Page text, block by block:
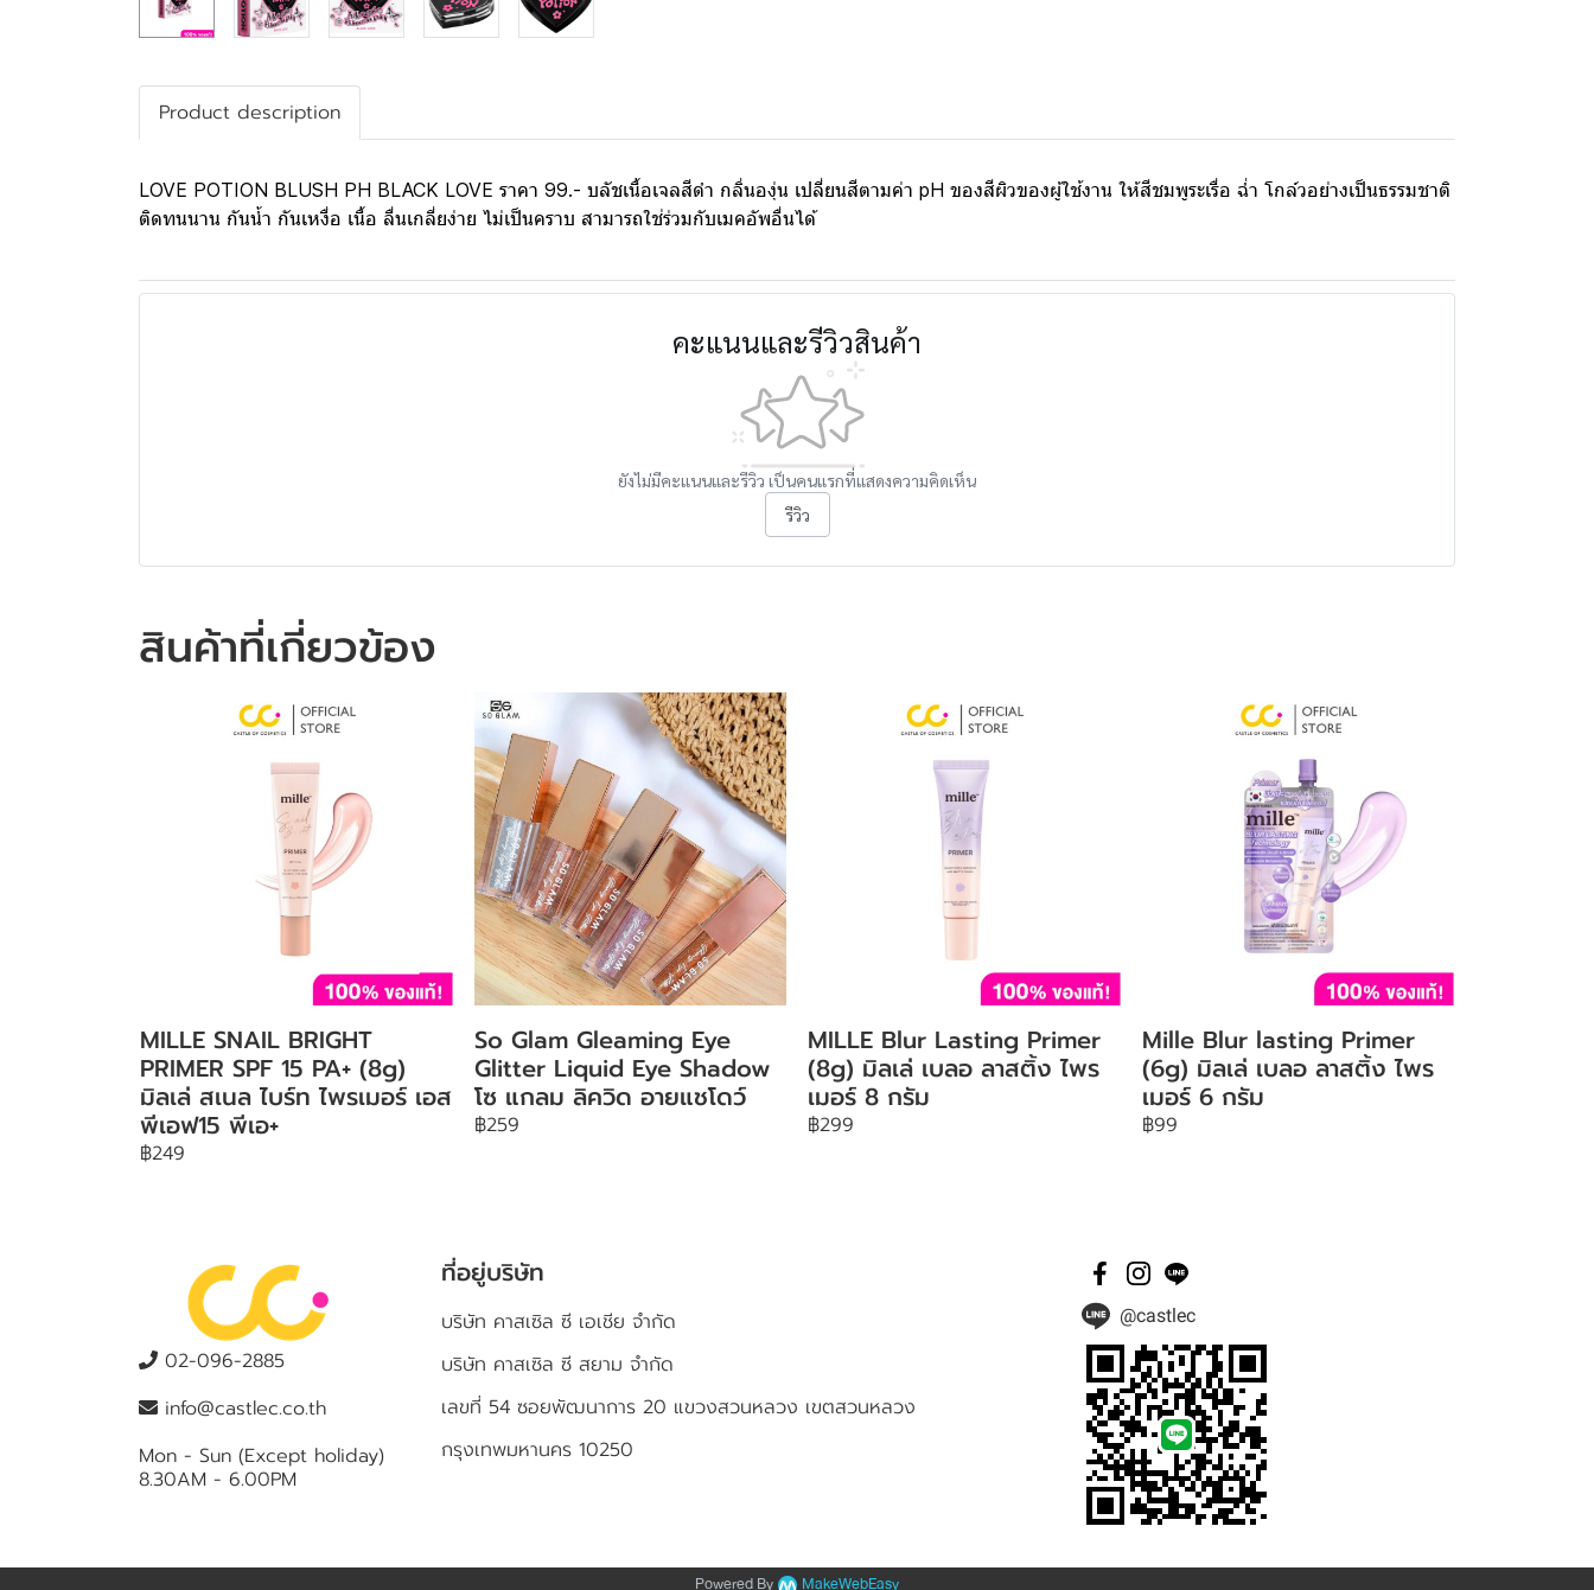
Product description
LOVE POTION BLUSH PH BLACK LOVE ราคา 99.- บลัชเนื้อเจลสีดำ กลิ่นองุ่น เปลี่ยนสีตามค่า pH ของสีผิวของผู้ใช้งาน ให้สีชมพูระเรื่อ ฉ่ำ โกล์วอย่างเป็นธรรมชาติ
ติดทนนาน กันน้ำ กันเหงื่อ เนื้อ ลื่นเกลี่ยง่าย ไม่เป็นคราบ สามารถใช่ร่วมกับเมคอัพอื่นได้
คะแนนและรีวิวสินค้า
ยังไม่มีคะแนนและรีวิว เป็นคนแรกที่แสดงความคิดเห็น
รีวิว
สินค้าที่เกี่ยวข้อง
MILLE SNAIL BRIGHT
PRIMER SPF 15 PA+ (8g)
มิลเล่ สเนล ไบร์ท ไพรเมอร์ เอส
พีเอฟ15 พีเอ+
฿249
So Glam Gleaming Eye
Glitter Liquid Eye Shadow
โซ แกลม ลิควิด อายแชโดว์
฿259
MILLE Blur Lasting Primer
(8g) มิลเล่ เบลอ ลาสติ้ง ไพร
เมอร์ 8 กรัม
฿299
Mille Blur lasting Primer
(6g) มิลเล่ เบลอ ลาสติ้ง ไพร
เมอร์ 6 กรัม
฿99
02-096-2885
info@castlec.co.th
Mon - Sun (Except holiday)
8.30AM - 6.00PM
ที่อยู่บริษัท
บริษัท คาสเซิล ซี เอเชีย จำกัด
บริษัท คาสเซิล ซี สยาม จำกัด
เลขที่ 54 ซอยพัฒนาการ 20 แขวงสวนหลวง เขตสวนหลวง
กรุงเทพมหานคร 10250
@castlec
Powered By MakeWebEasy